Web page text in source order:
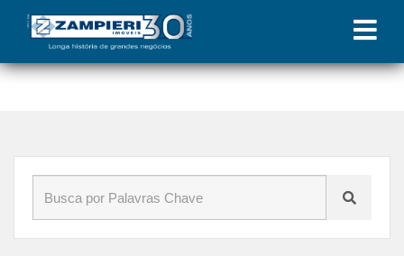
Início»Blog»distratos imobiliários